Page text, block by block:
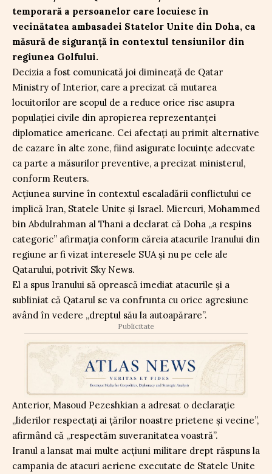
temporară a persoanelor care locuiesc în
vecinătatea ambasadei Statelor Unite din Doha, ca
măsură de siguranță în contextul tensiunilor din
regiunea Golfului.
Decizia a fost comunicată joi dimineață de Qatar
Ministry of Interior, care a precizat că mutarea
locuitorilor are scopul de a reduce orice risc asupra
populației civile din apropierea reprezentanței
diplomatice americane. Cei afectați au primit alternative
de cazare în alte zone, fiind asigurate locuințe adecvate
ca parte a măsurilor preventive, a precizat ministerul,
conform Reuters.
Acțiunea survine în contextul escaladării conflictului ce
implică Iran, Statele Unite și Israel. Miercuri, Mohammed
bin Abdulrahman al Thani a declarat că Doha „a respins
categoric” afirmația conform căreia atacurile Iranului din
regiune ar fi vizat interesele SUA și nu pe cele ale
Qatarului, potrivit Sky News.
El a spus Iranului să oprească imediat atacurile și a
subliniat că Qatarul se va confrunta cu orice agresiune
având în vedere „dreptul său la autoapărare”.
Publicitate
Anterior, Masoud Pezeshkian a adresat o declarație
„liderilor respectați ai țărilor noastre prietene și vecine”,
afirmând că „respectăm suveranitatea voastră”.
Iranul a lansat mai multe acțiuni militare drept răspuns la
campania de atacuri aeriene executate de Statele Unite